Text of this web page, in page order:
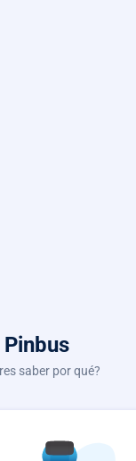
Pinbus
saber por qué?